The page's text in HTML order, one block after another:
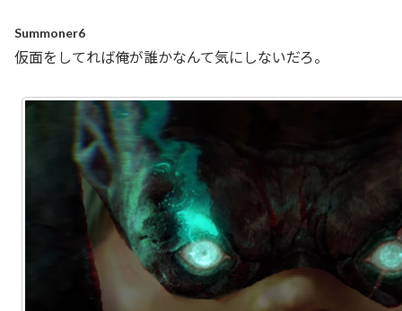
Summoner6
仮面をしてれば俺が誰かなんて気にしないだろ。